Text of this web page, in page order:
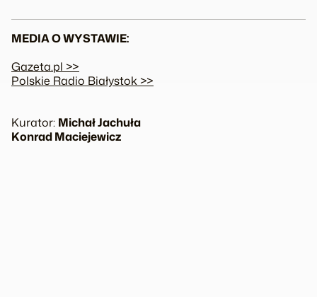
MEDIA O WYSTAWIE:
Gazeta.pl >>
Polskie Radio Białystok >>
Kurator: Michał Jachuła
Konrad Maciejewicz